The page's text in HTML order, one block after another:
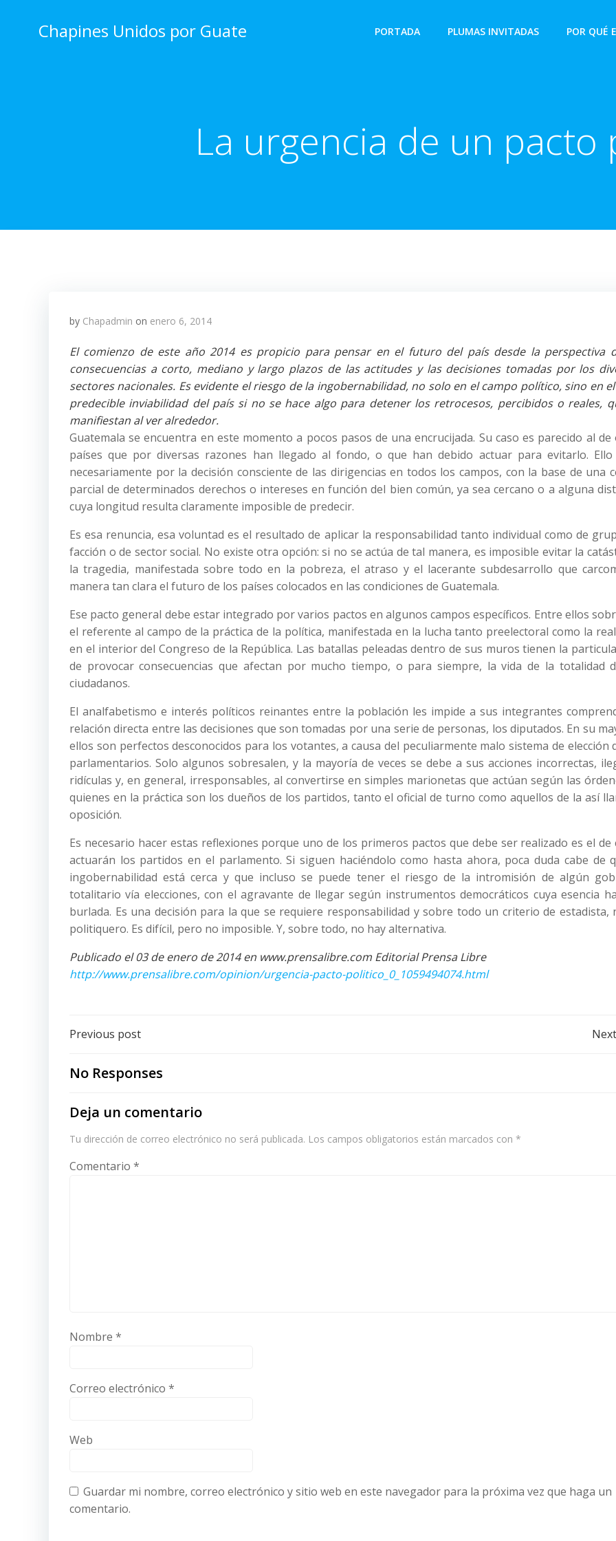
Chapines Unidos por Guate PORTADA PLUMAS INVITADAS POR QUÉ
La urgencia de un pacto
by Chapadmin on enero 6, 2014
El comienzo de este año 2014 es propicio para pensar en el futuro del país desde la perspectiva
consecuencias a corto, mediano y largo plazos de las actitudes y las decisiones tomadas por los
sectores nacionales. Es evidente el riesgo de la ingobernabilidad, no solo en el campo político, sino en
predecible inviabilidad del país si no se hace algo para detener los retrocesos, percibidos o reales,
manifiestan al ver alrededor.
Guatemala se encuentra en este momento a pocos pasos de una encrucijada. Su caso es parecido al
países que por diversas razones han llegado al fondo, o que han debido actuar para evitarlo. Ello
necesariamente por la decisión consciente de las dirigencias en todos los campos, con la base de una
parcial de determinados derechos o intereses en función del bien común, ya sea cercano o a alguna
cuya longitud resulta claramente imposible de predecir.
Es esa renuncia, esa voluntad es el resultado de aplicar la responsabilidad tanto individual como de
facción o de sector social. No existe otra opción: si no se actúa de tal manera, es imposible evitar la
la tragedia, manifestada sobre todo en la pobreza, el atraso y el lacerante subdesarrollo que
manera tan clara el futuro de los países colocados en las condiciones de Guatemala.
Ese pacto general debe estar integrado por varios pactos en algunos campos específicos. Entre ellos
el referente al campo de la práctica de la política, manifestada en la lucha tanto preelectoral como la
en el interior del Congreso de la República. Las batallas peleadas dentro de sus muros tienen la
de provocar consecuencias que afectan por mucho tiempo, o para siempre, la vida de la totalidad
ciudadanos.
El analfabetismo e interés políticos reinantes entre la población les impide a sus integrantes
relación directa entre las decisiones que son tomadas por una serie de personas, los diputados. En su
ellos son perfectos desconocidos para los votantes, a causa del peculiarmente malo sistema de elección
parlamentarios. Solo algunos sobresalen, y la mayoría de veces se debe a sus acciones incorrectas,
ridículas y, en general, irresponsables, al convertirse en simples marionetas que actúan según las
quienes en la práctica son los dueños de los partidos, tanto el oficial de turno como aquellos de la así
oposición.
Es necesario hacer estas reflexiones porque uno de los primeros pactos que debe ser realizado es el de
actuarán los partidos en el parlamento. Si siguen haciéndolo como hasta ahora, poca duda cabe de
ingobernabilidad está cerca y que incluso se puede tener el riesgo de la intromisión de algún
totalitario vía elecciones, con el agravante de llegar según instrumentos democráticos cuya esencia
burlada. Es una decisión para la que se requiere responsabilidad y sobre todo un criterio de estadista,
politiquero. Es difícil, pero no imposible. Y, sobre todo, no hay alternativa.
Publicado el 03 de enero de 2014 en www.prensalibre.com Editorial Prensa Libre
http://www.prensalibre.com/opinion/urgencia-pacto-politico_0_1059494074.html
Post
navigation
Previous post
No Responses
Deja un comentario
Tu dirección de correo electrónico no será publicada. Los campos obligatorios están marcados con *
Comentario *
Nombre *
Correo electrónico *
Web
Guardar mi nombre, correo electrónico y sitio web en este navegador para la próxima vez que haga un
comentario.